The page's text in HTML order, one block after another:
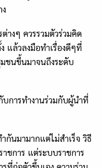
างๆ ควรรวมตัวร่วมคิด
แล้วลงมือทำเรื่องดีๆที่
ชนขึ้นมาจนถึงระดับ
การทำงานร่วมกับผู้นำที่
กันมามากแต่ไม่สำเร็จ วิธี
ชการ แต่ระบบราชการ